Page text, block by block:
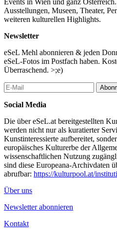
In Lava. Rituale entwirft Rike
Gedichtzyklen sind Stationen einer
sich für imaginäre Überschreitungen
Formen der Symbiose. Es tastet
und lässt wie Lebewesen auch
eingehen.
Kinga Tóth befasst sich mit Frauen,
verehrt werden. Die Riten,
mit dieser Sakralisierung
für einen Feminismus der
dokumentiert ein dreisprachiger
Multimedia-Links.
Rike Scheffler, *1985; Lyriker*in,
und Musiker*in; zuletzt u.a.: Lava.
(kookbooks, 2023).
Kinga Tóth, *1983 in Sárvár/HU;
Performancekünstlerin, Musikerin,
singt / énekel (engl./dt./ungar.; Prae
...Mehr lesen
Ausstellungen, Museen, Theater,
weiteren kulturellen Highlights.
Newsletter
eSeL Mehl abonnieren & jeden
eSeL-Fotos im Postfach haben.
Überraschend. >;e)
Social Media
Die über eSeL.at bereitgestellten
werden nicht nur als kuratierter
Kunstinteressierte aufbereitet,
europäisches Kulturerbe der
wissenschaftlichen Nutzung
sind diese Europeana-Archivdaten
abrufbar: https://kulturpool.at/
Über uns
Newsletter abonnieren
Kontakt